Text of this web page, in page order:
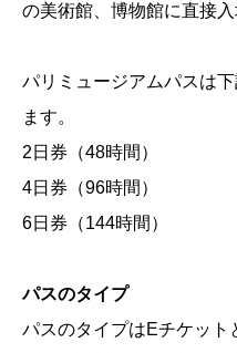
の美術館、博物館に直接
パリミュージアムパスは
ます。
2日券（48時間）
4日券（96時間）
6日券（144時間）
パスのタイプ
パスのタイプはEチケット